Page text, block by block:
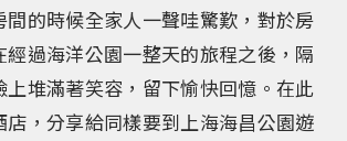
間的時候全家人一聲哇驚歎，對於房
經過海洋公園一整天的旅程之後，隔
上堆滿著笑容，留下愉快回憶。在此
店，分享給同樣要到上海海昌公園遊